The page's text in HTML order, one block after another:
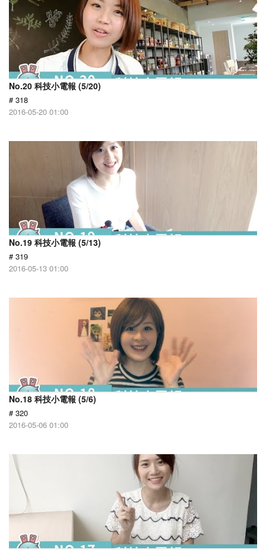
No.20 科技小電報 (5/20)
# 318
2016-05-20 01:00
No.19 科技小電報 (5/13)
# 319
2016-05-13 01:00
No.18 科技小電報 (5/6)
# 320
2016-05-06 01:00